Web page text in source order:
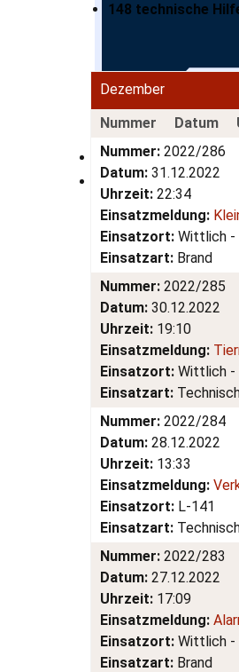
148 technische
Dezember
Nummer
Datum
Nummer: 2022/286
Datum: 31.12.2022
Uhrzeit: 22:34
Einsatzmeldung:
Einsatzort: Wittlich -
Einsatzart: Brand
Nummer: 2022/285
Datum: 30.12.2022
Uhrzeit: 19:10
Einsatzmeldung:
Einsatzort: Wittlich
Einsatzart:
Nummer: 2022/284
Datum: 28.12.2022
Uhrzeit: 13:33
Einsatzmeldung:
Einsatzort: L-141
Einsatzart:
Nummer: 2022/283
Datum: 27.12.2022
Uhrzeit: 17:09
Einsatzmeldung:
Einsatzort: Wittlich
Einsatzart: Brand